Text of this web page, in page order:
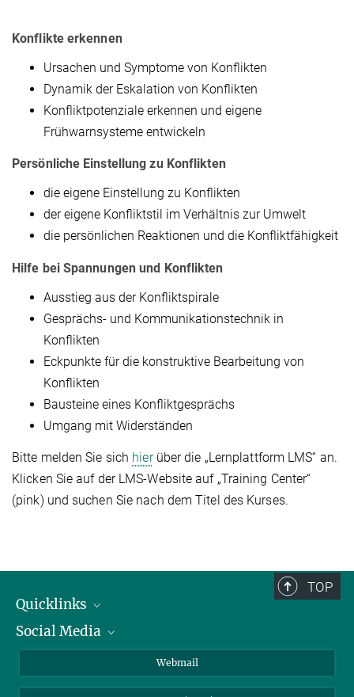
Konflikte erkennen
Ursachen und Symptome von Konflikten
Dynamik der Eskalation von Konflikten
Konfliktpotenziale erkennen und eigene
Frühwarnsysteme entwickeln
Persönliche Einstellung zu Konflikten
die eigene Einstellung zu Konflikten
der eigene Konfliktstil im Verhältnis zur Umwelt
die persönlichen Reaktionen und die Konfliktfähigkeit
Hilfe bei Spannungen und Konflikten
Ausstieg aus der Konfliktspirale
Gesprächs- und Kommunikationstechnik in
Konflikten
Eckpunkte für die konstruktive Bearbeitung von
Konflikten
Bausteine eines Konfliktgesprächs
Umgang mit Widerständen
Bitte melden Sie sich hierüber die „Lernplattform LMS“ an.
Klicken Sie auf der LMS-Website auf „Training Center“
(pink) und suchen Sie nach dem Titel des Kurses.
TOP
Quicklinks
IMPRS Graduate School
Social Media
BlueSky
Webmail